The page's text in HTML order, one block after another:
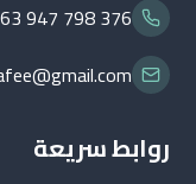
947 798 376
روابط سريعة